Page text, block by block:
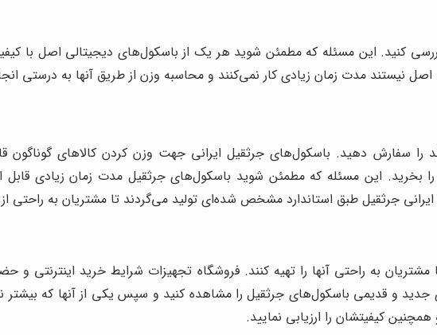
کنید. این مسئله که مطمئن شوید هر یک از باسکول‌های دیجیتالی اصل با
نیستند مدت زمان زیادی کار نمی‌کنند و محاسبه وزن از طریق آنها به درستی
را سفارش دهید. باسکول‌های جرثقیل ایرانی جهت وزن کردن کالاهای گوناگون
را بخرید. این مسئله که مطمئن شوید باسکول‌های جرثقیل مدت زمان زیادی قابل
جرثقیل طبق استاندارد مشخص شده‌ای تولید می‌گردند تا مشتریان به راحتی از
به راحتی آنها را تهیه کنند. فروشگاه تجهیزات شرایط خرید اینترنتی و
و قدیمی باسکول‌های جرثقیل را مشاهده کنید و سپس یکی از آنها که بیشتر
کیفیتشان را ارزیابی نمایید.